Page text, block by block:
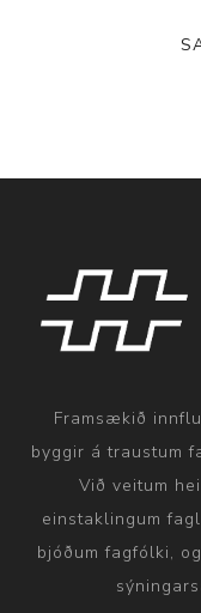
Framsækið
byggir á traustum
Við veitum
einstaklingum
bjóðum fagfólki,